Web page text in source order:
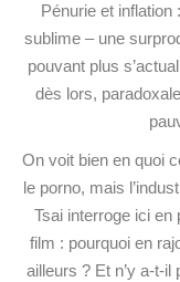
Pénurie et inflation
sublime – une
pouvant plus
dès lors,
On voit bien en quoi
le porno, mais
Tsai interroge ici
film : pourquoi en
ailleurs ? Et n’y a-t-